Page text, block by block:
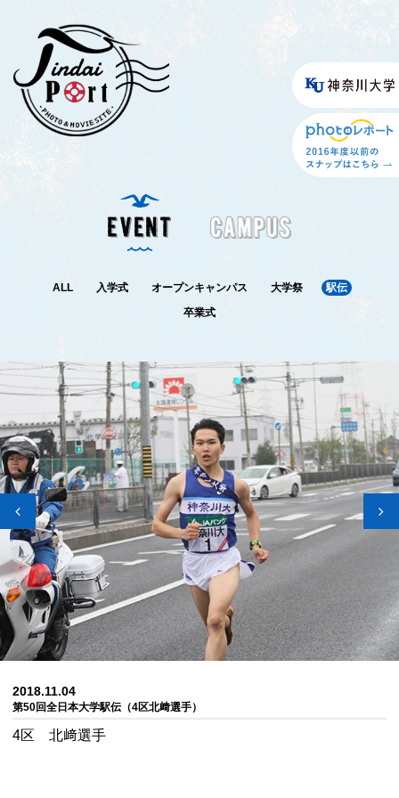
ALL 入学式 オープンキャンパス 大学祭
駅伝
卒業式
2018.11.04
第50回全日本大学駅伝（4区北﨑選手）
4区 北﨑選手